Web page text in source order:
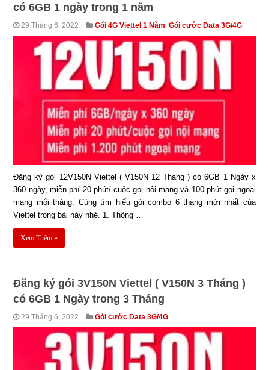
có 6GB 1 ngày trong 1 năm
29 Tháng 6, 2022 Gói 4G Viettel 1 Năm ,Gói cước Data 3G/4G
Đăng ký gói 12V150N Viettel ( V150N 12 Tháng ) có 6GB 1 Ngày x
360 ngày, miễn phí 20 phút/ cuộc gọi nội mạng và 100 phút gọi ngoại
mạng mỗi tháng. Cùng tìm hiểu gói combo 6 tháng mới nhất của
Viettel trong bài này nhé. 1. Thông …
Xem Thêm »
Đăng ký gói 3V150N Viettel ( V150N 3 Tháng )
có 6GB 1 Ngày trong 3 Tháng
29 Tháng 6, 2022 Gói cước Data 3G/4G